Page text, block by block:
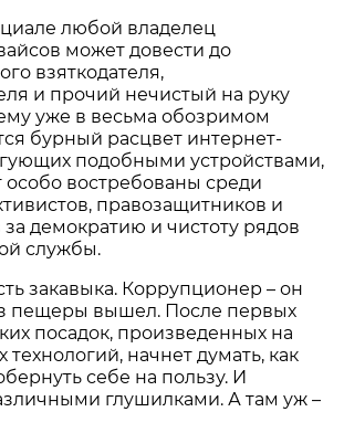
любой владелец
может довести до
взяткодателя,
и прочий нечистый на руку
уже в весьма обозримом
бурный расцвет интернет-
подобными устройствами,
особо востребованы среди
правозащитников и
демократию и чистоту рядов
службы.
закавыка. Коррупционер – он
пещеры вышел. После первых
посадок, произведенных на
технологий, начнет думать, как
себе на пользу. И
глушилками. А там уж –